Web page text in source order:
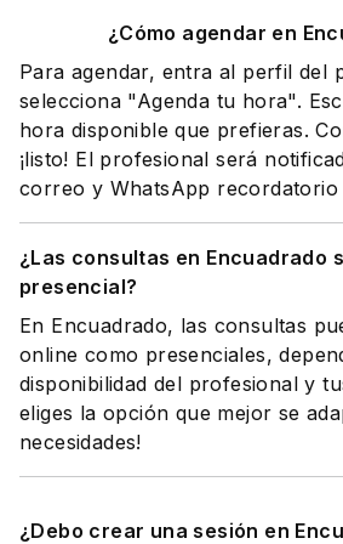
¿Cómo agendar en
Para agendar, entra al perfil del
selecciona "Agenda tu hora".
hora disponible que prefieras.
¡listo! El profesional será
correo y WhatsApp recordatorio
¿Las consultas en Encuadrado
presencial?
En Encuadrado, las consultas
online como presenciales,
disponibilidad del profesional y
eliges la opción que mejor se
necesidades!
¿Debo crear una sesión en